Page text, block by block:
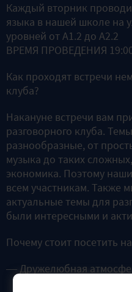
Каждый вторник
языка в нашей школе на
уровней от A1.2 до A2.2
ВРЕМЯ ПРОВЕДЕНИЯ
Как проходят встречи
клуба?
Накануне встречи вам
разговорного клуба.
разнообразные, от
музыка до таких
экономика. Поэтому
всем участникам. Также
актуальные темы для
были интересными и
Почему стоит посетить
— Дружелюбная